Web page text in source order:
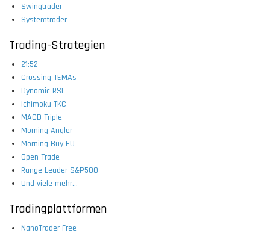
Swingtrader
Systemtrader
Trading-Strategien
21:52
Crossing TEMAs
Dynamic RSI
Ichimoku TKC
MACD Triple
Morning Angler
Morning Buy EU
Open Trade
Range Leader S&P500
Und viele mehr...
Tradingplattformen
NanoTrader Free